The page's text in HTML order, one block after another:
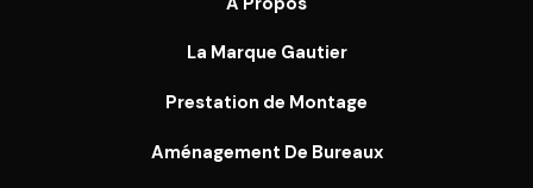
La Marque Gautier
Prestation de Montage
Aménagement De Bureaux